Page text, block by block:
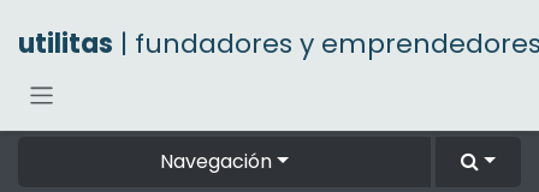
utilitas | fundadores y
Navegación